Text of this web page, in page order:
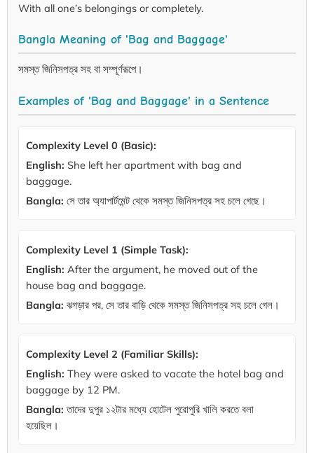
With all one’s belongings or completely.
Bangla Meaning of 'Bag and Baggage'
সমস্ত জিনিসপত্র সহ বা সম্পূর্ণরূপে।
Examples of 'Bag and Baggage' in a Sentence
Complexity Level 0 (Basic):
English: She left her apartment with bag and
baggage.
Bangla: সে তার অ্যাপার্টমেন্ট থেকে সমস্ত জিনিসপত্র সহ চলে গেছে।
Complexity Level 1 (Simple Task):
English: After the argument, he moved out of the
house bag and baggage.
Bangla: ঝগড়ার পর, সে তার বাড়ি থেকে সমস্ত জিনিসপত্র সহ চলে গেল।
Complexity Level 2 (Familiar Skills):
English: They were asked to vacate the hotel bag and
baggage by 12 PM.
Bangla: তাদের দুপুর ১২টার মধ্যে হোটেল পুরোপুরি খালি করতে বলা
হয়েছিল।